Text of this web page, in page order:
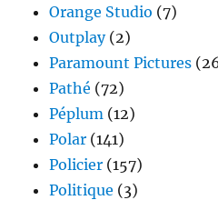
Orange Studio (7)
Outplay(2)
Paramount Pictures
Pathé (72)
Péplum (12)
Polar (141)
Policier (157)
Politique (3)